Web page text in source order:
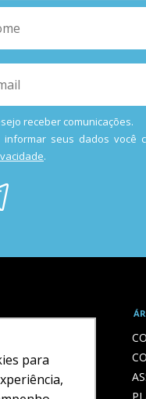
para
receber comunicações.
informar seus dados você
.